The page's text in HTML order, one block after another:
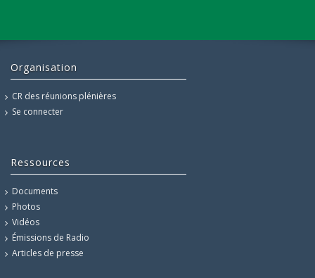
Organisation
CR des réunions plénières
Se connecter
Ressources
Documents
Photos
Vidéos
Émissions de Radio
Articles de presse